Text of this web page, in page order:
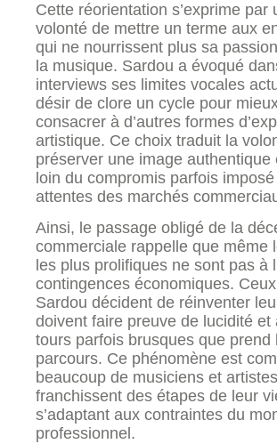
Cette réorientation s’exprime par
volonté de mettre un terme aux
qui ne nourrissent plus sa
la musique. Sardou a évoqué
interviews ses limites vocales
désir de clore un cycle pour
consacrer à d’autres formes
artistique. Ce choix traduit la
préserver une image authentique
loin du compromis parfois
attentes des marchés
Ainsi, le passage obligé de la
commerciale rappelle que même
les plus prolifiques ne sont pas à
contingences économiques.
Sardou décident de réinventer
doivent faire preuve de lucidité et
tours parfois brusques que prend
parcours. Ce phénomène est
beaucoup de musiciens et
franchissent des étapes de leur
s’adaptant aux contraintes du
professionnel.